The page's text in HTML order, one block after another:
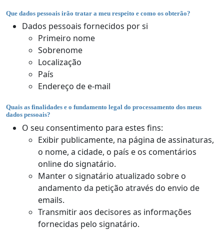
Que dados pessoais irão tratar a meu respeito e como os obterão?
Dados pessoais fornecidos por si
Primeiro nome
Sobrenome
Localização
País
Endereço de e-mail
Quais as finalidades e o fundamento legal do processamento dos meus
dados pessoais?
O seu consentimento para estes fins:
Exibir publicamente, na página de assinaturas,
o nome, a cidade, o país e os comentários
online do signatário.
Manter o signatário atualizado sobre o
andamento da petição através do envio de
emails.
Transmitir aos decisores as informações
fornecidas pelo signatário.